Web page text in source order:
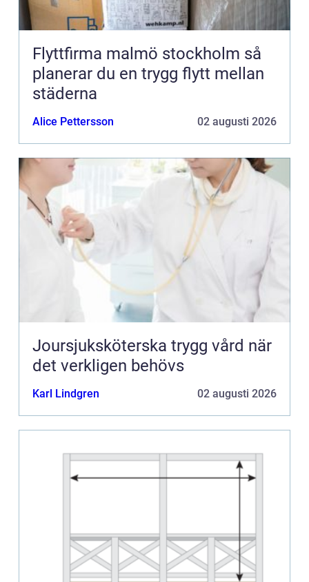
Flyttfirma malmö stockholm så
planerar du en trygg flytt mellan
städerna
Alice Pettersson 02 augusti 2026
Joursjuksköterska trygg vård när
det verkligen behövs
Karl Lindgren 02 augusti 2026